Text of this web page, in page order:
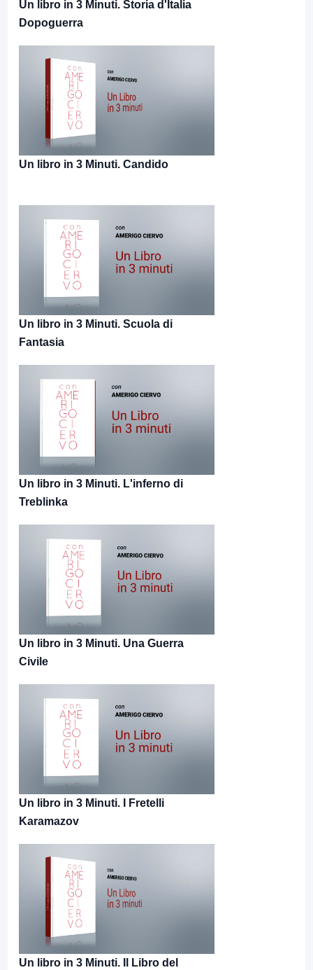
Un libro in 3 Minuti. Storia d'Italia
Dopoguerra
Un libro in 3 Minuti. Candido
Un libro in 3 Minuti. Scuola di
Fantasia
Un libro in 3 Minuti. L'inferno di
Treblinka
Un libro in 3 Minuti. Una Guerra
Civile
Un libro in 3 Minuti. I Fretelli
Karamazov
Un libro in 3 Minuti. Il Libro del